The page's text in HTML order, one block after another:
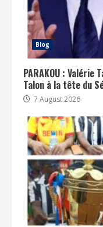
Blog
PARAKOU : Valérie
Talon à la tête du
7 August 2026